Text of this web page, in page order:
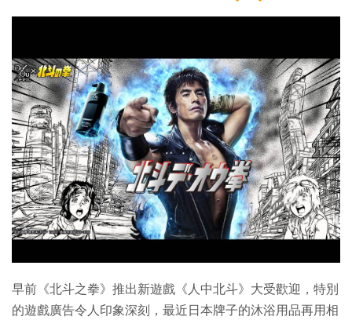
遊戲動漫
EduTech
IT Times
生成式AI與雲端應用
Enterprise Digital Transformation
特集
早前《北斗之拳》推出新遊戲《人中北斗》大受歡迎，特別
的遊戲廣告令人印象深刻，最近日本牌子的沐浴用品再用相